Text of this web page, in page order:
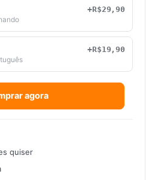
+R$29,90
+R$19,90
agora
quiser